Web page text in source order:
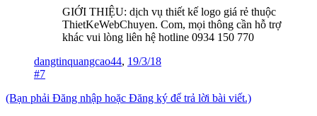
GIỚI THIỆU: dịch vụ thiết kế logo giá rẻ thuộc
ThietKeWebChuyen. Com, mọi thông cần hỗ trợ
khác vui lòng liên hệ hotline 0934 150 770
dangtinquangcao44, 19/3/18
#7
(Bạn phải Đăng nhập hoặc Đăng ký để trả lời bài viết.)